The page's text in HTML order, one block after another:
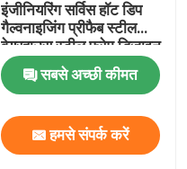
इंजीनियरिंग सर्विस हॉट डिप
गैल्वनाइजिंग प्रीफैब स्टील
वेयरहाउस स्टील फ्रेम डिजाइन
मॉड्यूलर स्टोरेज बिल्डिंग
सॉल्यूशनसबसे अच्छी कीमत
हमसे संपर्क करें